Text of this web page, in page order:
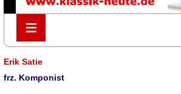
≡
≡
Erik Satie
frz. Komponist